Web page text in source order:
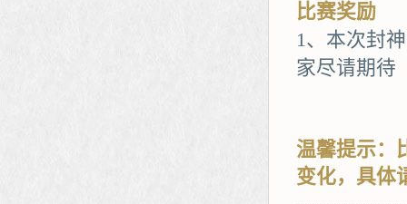
比赛奖励
1、本次封
家尽请期待
温馨提示：
变化，具体